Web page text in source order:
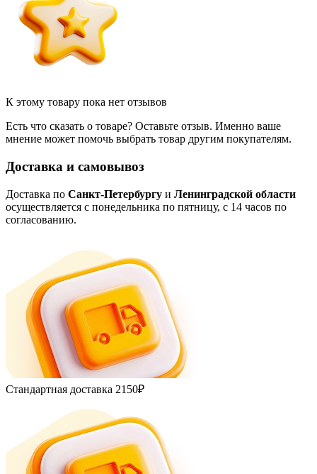
К этому товару пока нет отзывов
Есть что сказать о товаре? Оставьте отзыв. Именно ваше
мнение может помочь выбрать товар другим покупателям.
Доставка и самовывоз
Доставка по Санкт-Петербургу и Ленинградской области
осуществляется с понедельника по пятницу, с 14 часов по
согласованию.
Стандартная доставка 2150₽